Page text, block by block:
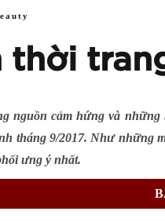
thời
nguồn cảm hứng và
tháng 9/2017. Như những
ưng ý nhất.